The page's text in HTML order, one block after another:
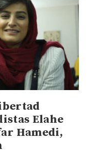
Elahe
Hamedi,